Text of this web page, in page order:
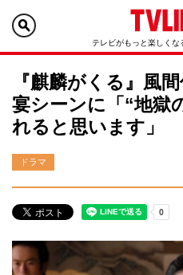
テレビがもっと楽しくな
『麒麟がくる』風
宴シーンに「“地獄
れると思います」
ドラマ